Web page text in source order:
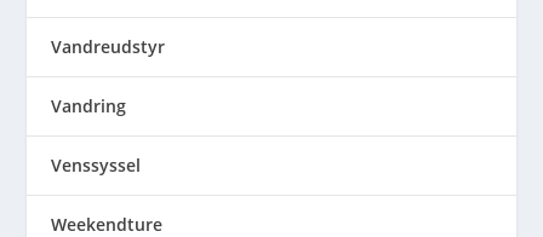
Vandreudstyr
Vandring
Venssyssel
Weekendture